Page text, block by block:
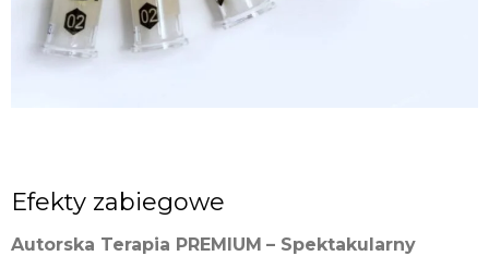
Efekty zabiegowe
Autorska Terapia PREMIUM – Spektakularny